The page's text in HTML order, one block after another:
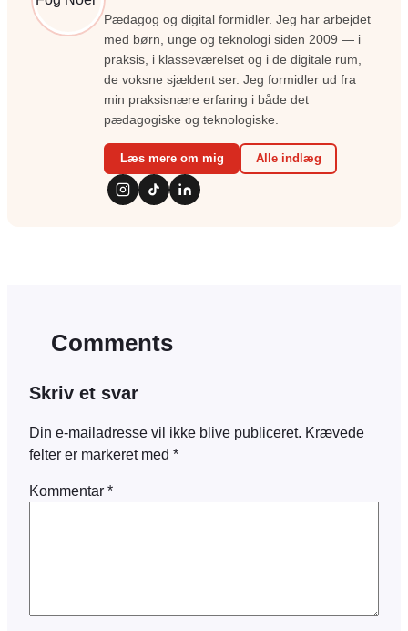
Pædagog og digital formidler. Jeg har arbejdet
med børn, unge og teknologi siden 2009 — i
praksis, i klasseværelset og i de digitale rum,
de voksne sjældent ser. Jeg formidler ud fra
min praksisnære erfaring i både det
pædagogiske og teknologiske.
Læs mere om mig Alle indlæg
Comments
Skriv et svar
Din e-mailadresse vil ikke blive publiceret. Krævede
felter er markeret med *
Kommentar *